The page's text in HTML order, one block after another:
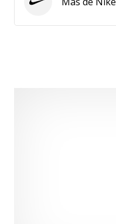
Nike